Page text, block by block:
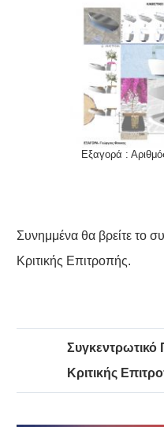
Εξαγορά :
Συνημμένα θα βρείτε το
Κριτικής Επιτροπής.
Συγκεντρωτικό
Κριτικής